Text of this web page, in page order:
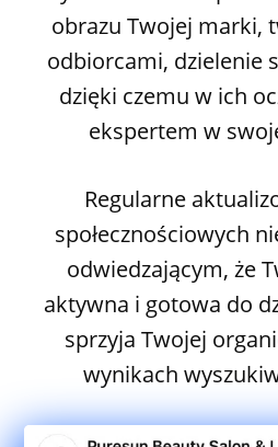
obrazu Twojej marki,
odbiorcami, dzielenie
dzięki czemu w ich
ekspertem w
Regularne
społecznościowych
odwiedzającym, że
aktywna i gotowa do
sprzyja Twojej
wynikach